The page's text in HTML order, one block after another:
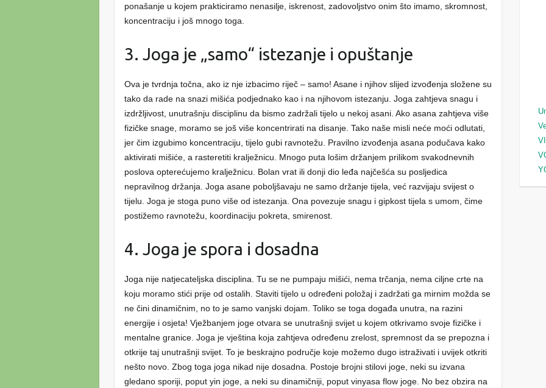
ponašanje u kojem prakticiramo nenasilje, iskrenost, zadovoljstvo onim što imamo, skromnost,
koncentraciju i još mnogo toga.
3. Joga je „samo“ istezanje i opuštanje
Ova je tvrdnja točna, ako iz nje izbacimo riječ – samo! Asane i njihov slijed izvođenja složene su
tako da rade na snazi mišića podjednako kao i na njihovom istezanju. Joga zahtjeva snagu i
izdržljivost, unutrašnju disciplinu da bismo zadržali tijelo u nekoj asani. Ako asana zahtjeva više
fizičke snage, moramo se još više koncentrirati na disanje. Tako naše misli neće moći odlutati,
jer čim izgubimo koncentraciju, tijelo gubi ravnotežu. Pravilno izvođenja asana podučava kako
aktivirati mišiće, a rasteretiti kralježnicu. Mnogo puta lošim držanjem prilikom svakodnevnih
poslova opterećujemo kralježnicu. Bolan vrat ili donji dio leđa najčešća su posljedica
nepravilnog držanja. Joga asane poboljšavaju ne samo držanje tijela, već razvijaju svijest o
tijelu. Joga je stoga puno više od istezanja. Ona povezuje snagu i gipkost tijela s umom, čime
postižemo ravnotežu, koordinaciju pokreta, smirenost.
4. Joga je spora i dosadna
Joga nije natjecateljska disciplina. Tu se ne pumpaju mišići, nema trčanja, nema ciljne crte na
koju moramo stići prije od ostalih. Staviti tijelo u određeni položaj i zadržati ga mirnim možda se
ne čini dinamičnim, no to je samo vanjski dojam. Toliko se toga događa unutra, na razini
energije i osjeta! Vježbanjem joge otvara se unutrašnji svijet u kojem otkrivamo svoje fizičke i
mentalne granice. Joga je vještina koja zahtjeva određenu zrelost, spremnost da se prepozna i
otkrije taj unutrašnji svijet. To je beskrajno područje koje možemo dugo istraživati i uvijek otkriti
nešto novo. Zbog toga joga nikad nije dosadna. Postoje brojni stilovi joge, neki su izvana
gledano sporiji, poput yin joge, a neki su dinamičniji, poput vinyasa flow joge. No bez obzira na